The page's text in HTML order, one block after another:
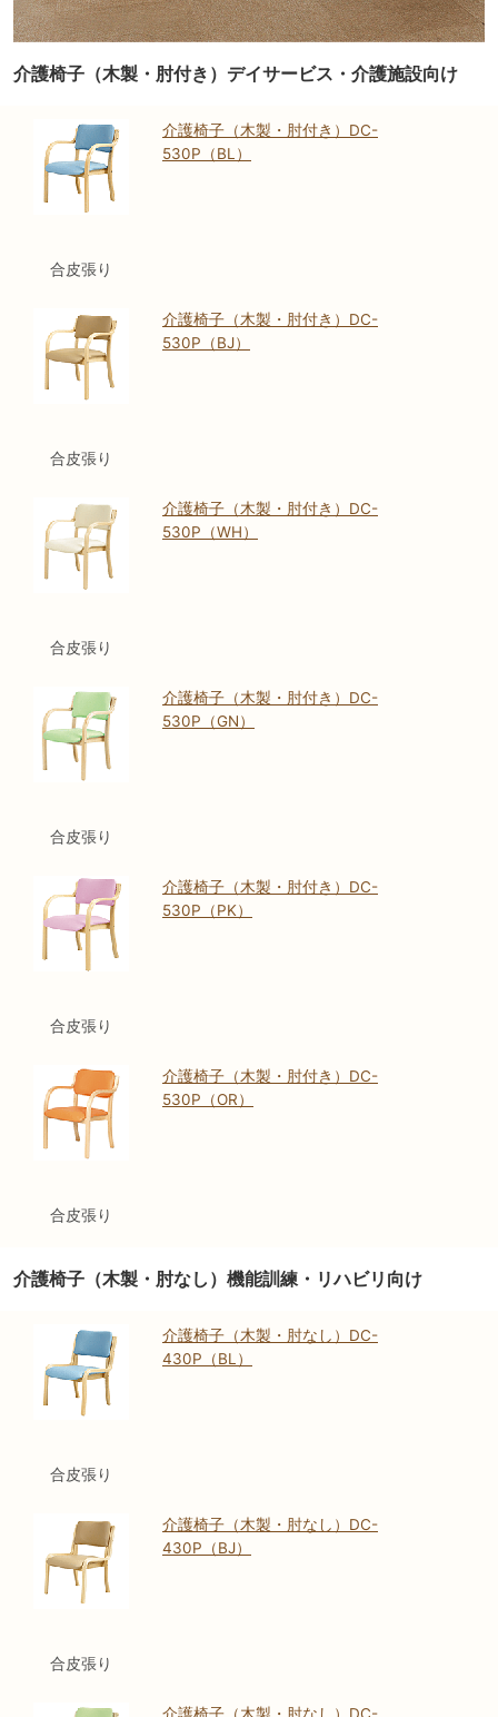
介護椅子（木製・肘付き）デイサービス・介護施設向け
合皮張り
介護椅子（木製・肘付き）DC-
530P（BL）
合皮張り
介護椅子（木製・肘付き）DC-
530P（BJ）
合皮張り
介護椅子（木製・肘付き）DC-
530P（WH）
合皮張り
介護椅子（木製・肘付き）DC-
530P（GN）
合皮張り
介護椅子（木製・肘付き）DC-
530P（PK）
合皮張り
介護椅子（木製・肘付き）DC-
530P（OR）
介護椅子（木製・肘なし）機能訓練・リハビリ向け
合皮張り
介護椅子（木製・肘なし）DC-
430P（BL）
合皮張り
介護椅子（木製・肘なし）DC-
430P（BJ）